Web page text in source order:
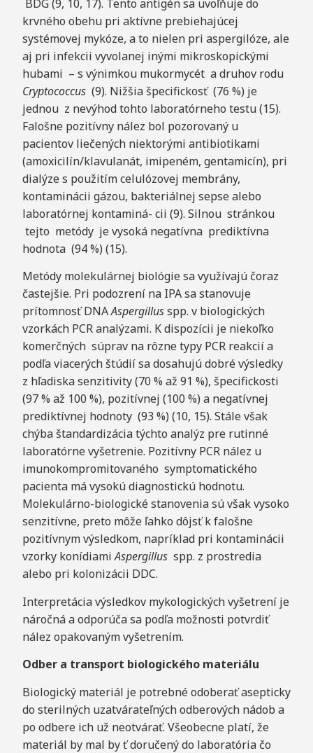
BDG (9, 10, 17). Tento antigén sa uvoľňuje do
krvného obehu pri aktívne prebiehajúcej
systémovej mykóze, a to nielen pri aspergilóze, ale
aj pri infekcii vyvolanej inými mikroskopickými
hubami – s výnimkou mukormycét a druhov rodu
Cryptococcus (9). Nižšia špecifickosť (76 %) je
jednou z nevýhod tohto laboratórneho testu (15).
Falošne pozitívny nález bol pozorovaný u
pacientov liečených niektorými antibiotikami
(amoxicilín/klavulanát, imipeném, gentamicín), pri
dialýze s použitím celulózovej membrány,
kontaminácii gázou, bakteriálnej sepse alebo
laboratórnej kontaminá- cii (9). Silnou stránkou
tejto metódy je vysoká negatívna prediktívna
hodnota (94 %) (15).
Metódy molekulárnej biológie sa využívajú čoraz
častejšie. Pri podozrení na IPA sa stanovuje
prítomnosť DNAAspergillusspp. v biologických
vzorkách PCR analýzami. K dispozícii je niekoľko
komerčných súprav na rôzne typy PCR reakcií a
podľa viacerých štúdií sa dosahujú dobré výsledky
z hľadiska senzitivity (70 % až 91 %), špecifickosti
(97 % až 100 %), pozitívnej (100 %) a negatívnej
prediktívnej hodnoty (93 %) (10, 15). Stále však
chýba štandardizácia týchto analýz pre rutinné
laboratórne vyšetrenie. Pozitívny PCR nález u
imunokompromitovaného symptomatického
pacienta má vysokú diagnostickú hodnotu.
Molekulárno-biologické stanovenia sú však vysoko
senzitívne, preto môže ľahko dôjsť k falošne
pozitívnym výsledkom, napríklad pri kontaminácii
vzorky konídiamiAspergillus spp. z prostredia
alebo pri kolonizácii DDC.
Interpretácia výsledkov mykologických vyšetrení je
náročná a odporúča sa podľa možnosti potvrdiť
nález opakovaným vyšetrením.
Odber a transport biologického materiálu
Biologický materiál je potrebné odoberať asepticky
do sterilných uzatvárateľných odberových nádob a
po odbere ich už neotvárať. Všeobecne platí, že
materiál by mal by ť doručený do laboratória čo